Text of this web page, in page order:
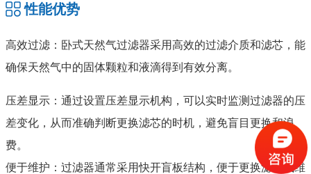
性能优势
高效过滤：卧式天然气过滤器采用高效的过滤介质和滤芯，能
确保天然气中的固体颗粒和液滴得到有效分离。
压差显示：通过设置压差显示机构，可以实时监测过滤器的压
差变化，从而准确判断更换滤芯的时机，避免盲目更换和浪
费。
便于维护：过滤器通常采用快开盲板结构，便于更换滤芯或维